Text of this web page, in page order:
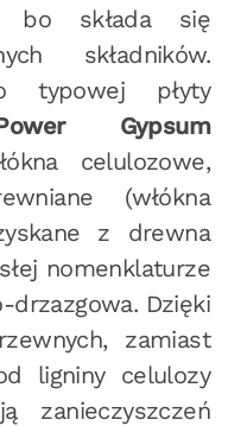
bo składa się
składników.
typowej płyty
Gypsum
celulozowe,
(włókna
z drewna
nomenklaturze
drzazgowa. Dzięki
zamiast
ligniny celulozy